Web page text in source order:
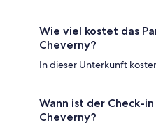
Wie viel kostet das
Cheverny?
In dieser Unterkunft
Wann ist der Check-
Cheverny?